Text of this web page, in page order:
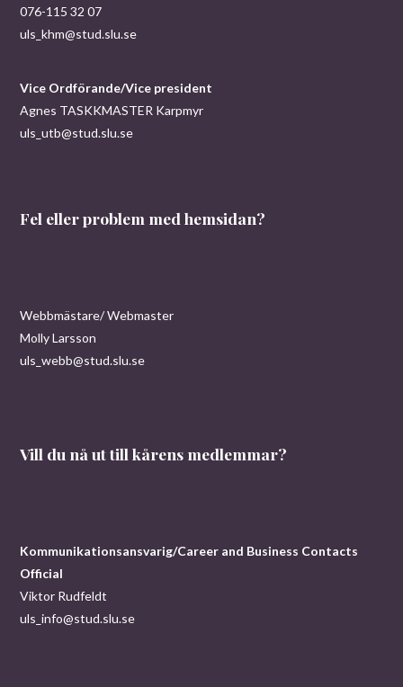
076-115 32 07
uls_khm@stud.slu.se
Vice Ordförande/Vice president
Agnes TASKKMASTER Karpmyr
uls_utb@stud.slu.se
Fel eller problem med hemsidan?
Webbmästare/ Webmaster
Molly Larsson
uls_webb@stud.slu.se
Vill du nå ut till kårens medlemmar?
Kommunikationsansvarig/Career and Business Contacts
Official
Viktor Rudfeldt
uls_info@stud.slu.se